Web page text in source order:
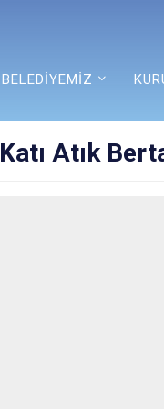
BELEDİYEMİZ
Katı Atık